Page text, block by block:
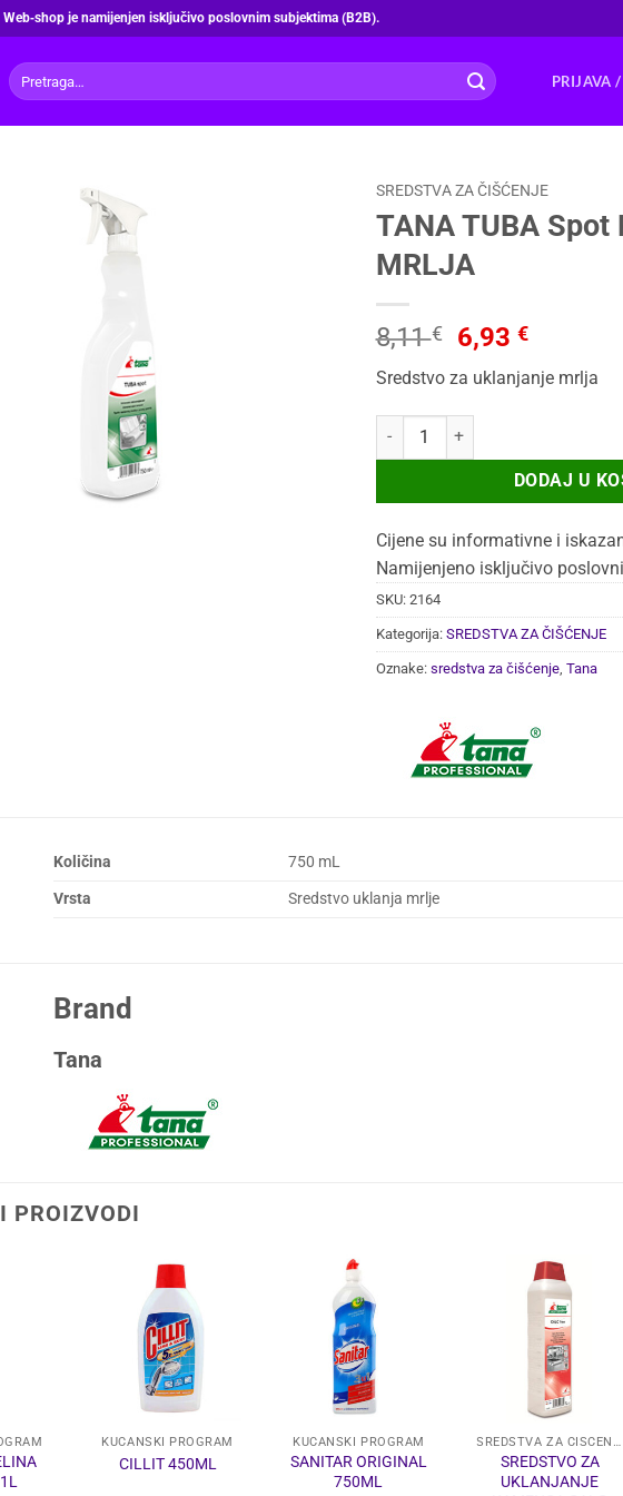
Web‑shop je namijenjen isključivo poslovnim subjektima (B2B).
Pretraži:
PRIJAVA
SREDSTVA ZA ČIŠĆENJE
TANA TUBA Spot
MRLJA
8,11€
Izvorna
cijena
bila
je:
8,11 €.
6,93 €Trenutna
cijena
je:
Sredstvo za uklanjanje mrlja
TANA TUBA Spot PROTIV MRLJA
DODAJ U
Cijene su informativne i
Namijenjeno isključivo
SKU: 2164
Kategorija: SREDSTVA ZA ČIŠĆENJE
Oznake: sredstva za čišćenje, Tana
Količina
750 mL
Vrsta
Sredstvo uklanja mrlje
Brand
Tana
PROIZVODI
KUĆANSKI PROGRAM
CILLIT 450ML
KUĆANSKI PROGRAM
SANITAR ORIGINAL
750ML
SREDSTVA ZA ČIŠĆENJE
SREDSTVO ZA
UKLANJANJE